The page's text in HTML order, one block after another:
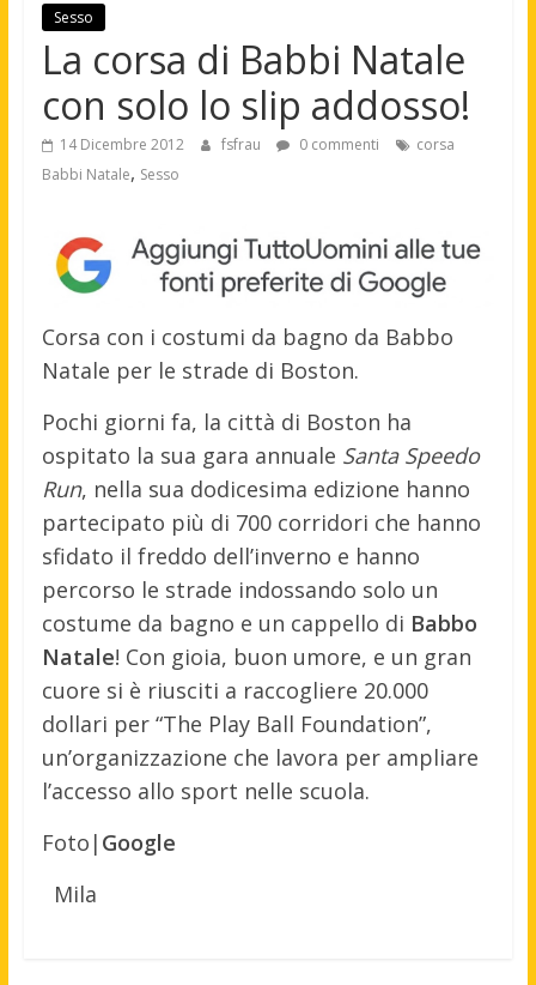
Sesso
La corsa di Babbi Natale
con solo lo slip addosso!
14 Dicembre 2012 fsfrau 0 commenti
corsa
Babbi Natale, Sesso
Corsa con i costumi da bagno da Babbo
Natale per le strade di Boston.
Pochi giorni fa, la città di Boston ha
ospitato la sua gara annuale Santa Speedo
Run, nella sua dodicesima edizione hanno
partecipato più di 700 corridori che hanno
sfidato il freddo dell’inverno e hanno
percorso le strade indossando solo un
costume da bagno e un cappello di Babbo
Natale! Con gioia, buon umore, e un gran
cuore si è riusciti a raccogliere 20.000
dollari per “The Play Ball Foundation”,
un’organizzazione che lavora per ampliare
l’accesso allo sport nelle scuola.
Foto| Google
Mila